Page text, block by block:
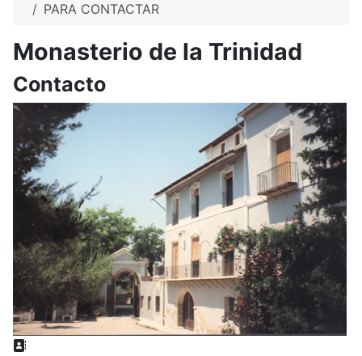
PARA CONTACTAR
Monasterio de la Trinidad
Contacto
Dirección postal: